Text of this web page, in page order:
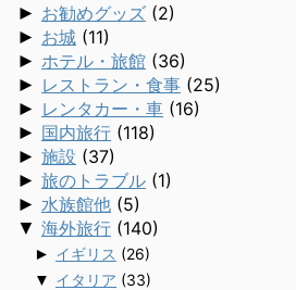
► お勧めグッズ (2)
► お城 (11)
► ホテル・旅館 (36)
► レストラン・食事 (25)
► レンタカー・車 (16)
► 国内旅行 (118)
► 施設 (37)
► 旅のトラブル (1)
► 水族館他 (5)
▼ 海外旅行 (140)
► イギリス (26)
▼ イタリア (33)